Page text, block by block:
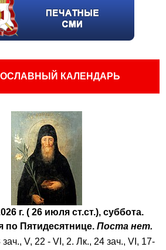
КАЛЕНДАРЬ
г. ( 26 июля ст.ст.), суббота.
по Пятидесятнице. Поста нет.
зач., V, 22 - VI, 2. Лк., 24 зач., VI, 17-